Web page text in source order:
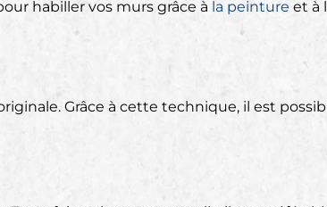
habiller vos murs grâce à la peinture et à
Grâce à cette technique, il est